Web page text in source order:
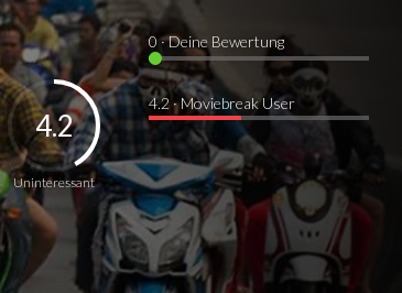
Uninteressant
4.2
0· Deine Bewertung
4.2 · Moviebreak User